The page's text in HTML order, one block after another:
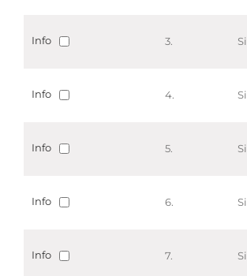
Archivi di famiglia o persona
Parole chiave
Info 3. Si
Info 4. Si
Info 5. Si
Info 6. Si
Info 7. Si